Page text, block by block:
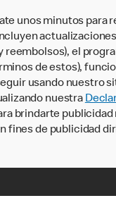
unos minutos para
el
de estos),
usando nuestro
nuestra
brindarte
de publicidad